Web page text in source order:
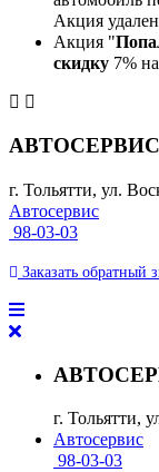
Акция
Акция "
скидку 7%
АВТОСЕРВИС
г. Тольятти, ул.
Автосервис
98-03-03
Заказать обратный
г. Тольятти,
Автосервис
98-03-03